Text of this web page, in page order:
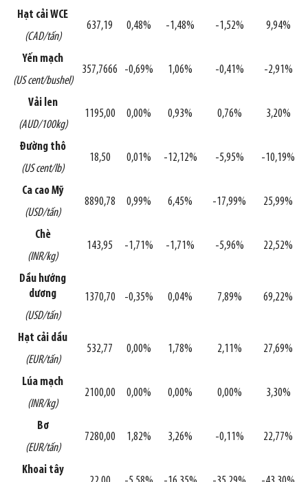
Hạt cải WCE
(CAD/tấn)
637,19 0,48% -1,48% -1,52% 9,94%
Yến mạch
(US cent/bushel)
357,7666 -0,69% 1,06% -0,41% -2,91%
Vải len
(AUD/100kg)
1195,00 0,00% 0,93% 0,76% 3,20%
Đường thô
(US cent/lb)
18,50 0,01% -12,12% -5,95% -10,19%
Ca cao Mỹ
(USD/tấn)
8890,78 0,99% 6,45% -17,99% 25,99%
Chè
(INR/kg)
143,95 -1,71% -1,71% -5,96% 22,52%
Dầu hướng
dương
(USD/tấn)
1370,70 -0,35% 0,04% 7,89% 69,22%
Hạt cải dầu
(EUR/tấn)
532,77 0,00% 1,78% 2,11% 27,69%
Lúa mạch
(INR/kg)
2100,00 0,00% 0,00% 0,00% 3,30%
Bơ
(EUR/tấn)
7280,00 1,82% 3,26% -0,11% 22,77%
Khoai tây